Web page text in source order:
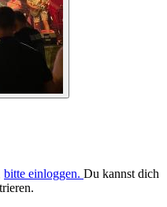
bitte einloggen. Du kannst dich